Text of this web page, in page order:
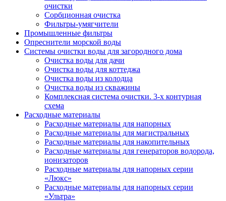
очистки
Сорбционная очистка
Фильтры-умягчители
Промышленные фильтры
Опреснители морской воды
Системы очистки воды для загородного дома
Очистка воды для дачи
Очистка воды для коттеджа
Очистка воды из колодца
Очистка воды из скважины
Комплексная система очистки. 3-х контурная
схема
Расходные материалы
Расходные материалы для напорных
Расходные материалы для магистральных
Расходные материалы для накопительных
Расходные материалы для генераторов водорода,
ионизаторов
Расходные материалы для напорных серии
«Люкс»
Расходные материалы для напорных серии
«Ультра»